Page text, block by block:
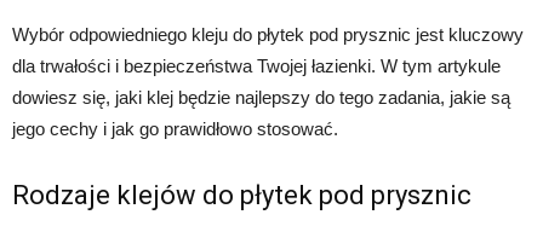
Wybór odpowiedniego kleju do płytek pod prysznic jest kluczowy
dla trwałości i bezpieczeństwa Twojej łazienki. W tym artykule
dowiesz się, jaki klej będzie najlepszy do tego zadania, jakie są
jego cechy i jak go prawidłowo stosować.
Rodzaje klejów do płytek pod prysznic